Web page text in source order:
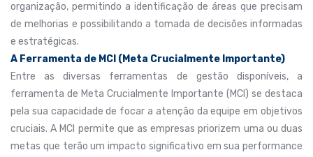
organização, permitindo a identificação de áreas que precisam
de melhorias e possibilitando a tomada de decisões informadas
e estratégicas.
A Ferramenta de MCI (Meta Crucialmente Importante)
Entre as diversas ferramentas de gestão disponíveis, a
ferramenta de Meta Crucialmente Importante (MCI) se destaca
pela sua capacidade de focar a atenção da equipe em objetivos
cruciais. A MCI permite que as empresas priorizem uma ou duas
metas que terão um impacto significativo em sua performance